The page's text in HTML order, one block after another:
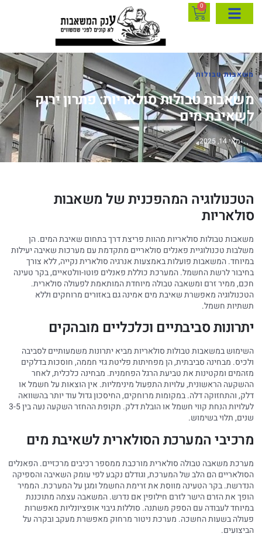
0
משאבות טבולות
משאבות טבולות סולאריות: פתרון ירוק
לשאיבת מים
מאי 14, 2025
הטכנולוגיה המהפכנית של משאבות
סולאריות
משאבות טבולות סולאריות מהוות פריצת דרך בתחום שאיבת המים. הן
משלבות טכנולוגיית פאנלים סולאריים מתקדמת עם מערכות שאיבה יעילות
במיוחד. המשאבות פועלות באמצעות אנרגיה סולארית נקייה, ללא צורך
בחיבור לרשת החשמל. המערכת כוללת פאנלים פוטו-וולטאיים, בקר טעינה
חכם, ממיר זרם ומשאבה טבולה מיוחדת המותאמת לפעולה סולארית.
הטכנולוגיה מאפשרת שאיבת מים אמינה גם באזורים מרוחקים וללא
תשתיות חשמל.
יתרונות סביבתיים וכלכליים מובהקים
השימוש במשאבות טבולות סולאריות מביא יתרונות משמעותיים לסביבה
ולכיס. מבחינה סביבתית, הן מפחיתות פליטת גזי חממה, חוסכות בדלקים
מזהמים ומקטינות את טביעת הרגל הפחמנית. מבחינה כלכלית, לאחר
ההשקעה הראשונית, עלויות התפעול מינימליות. אין הוצאות על חשמל או
דלק, והתחזוקה דלה. במקומות מרוחקים, החיסכון גדול עוד יותר בהשוואה
לעלויות הנחת קווי חשמל או הובלת דלק. תקופת ההחזר השקעה נעה בין 3-5
שנים, תלוי בשימוש.
מרכיבי המערכת הסולארית לשאיבת מים
מערכת משאבה טבולה סולארית מורכבת ממספר רכיבים מרכזיים. הפאנלים
הסולאריים הם הלב של המערכת, וגודלם נקבע לפי עומק השאיבה והספיקה
הנדרשת. בקר הטעינה מווסת את זרימת החשמל ומגן על המערכת. הממיר
הופך את הזרם הישר לזרם חילופין אם נדרש. המשאבה עצמה מתוכננת
במיוחד לעבודה עם הספק משתנה. סוללות גיבוי אופציונליות מאפשרות
פעולה בשעות החשכה. מערכת ניטור מרחוק מאפשרת מעקב ובקרה על
הביצועים.